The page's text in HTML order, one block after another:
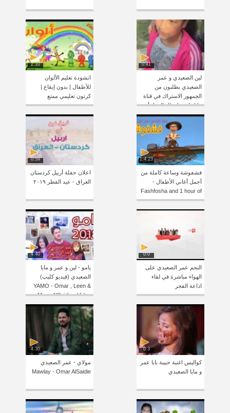
0:41
لين الصعيدي و عمر
الصعيدي يطلبون من
الجمهور الاستراك في قناة
مايا ولين وانتظار المفاجأة
2:10
انشودة تعليم الألوان
للأطفال | بدون إيقاع |
كرتون تعليمي ممتع
1:4:23
فشفوشة وساعة كاملة من
أجمل أغاني الأطفال -
Fashfosha and 1 hour of
songs
0:59
اعلان حفلة أربيل كردستان
العراق - عيد الفطر ٢٠١٩
0:0
النجم عمر الصعيدي على
الهواء مباشرة في لقاء
اذاعة الفجر
4:40
يامو - لين و عمر و مايا
الصعيدي (فيديو كليب)
YAMO - Omar , Leen &
Maya AlSaidie - Video
Clip
0:3
كواليس اغنية حبيبة بابا عمر
و مايا الصعيدي
4:30
مولاي - عمر الصعيدي
Mawlay - Omar AlSaidie